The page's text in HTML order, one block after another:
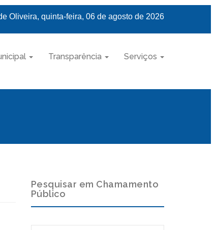
Oliveira, quinta-feira, 06 de agosto de 2026
Transparência Serviços
Pesquisar em Chamamento
Público